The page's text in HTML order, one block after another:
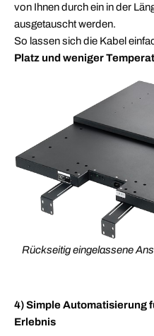
von Ihnen durch ein in der
ausgetauscht werden.
So lassen sich die Kabel
Platz und weniger
Rückseitig eingelassene
4) Simple Automatisierung
Erlebnis